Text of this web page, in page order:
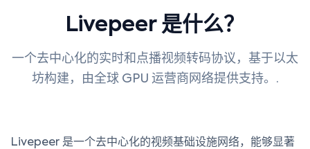
Livepeer 是什么？
一个去中心化的实时和点播视频转码协议，基于以太
坊构建，由全球 GPU 运营商网络提供支持。.
Livepeer 是一个去中心化的视频基础设施网络，能够显著